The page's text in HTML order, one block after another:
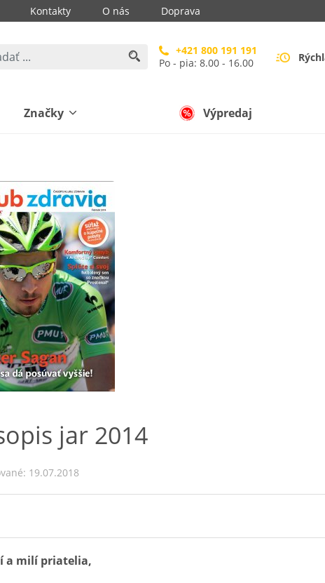
Kontakty O nás Doprava
+421 800 191 191
Po - pia: 8.00 - 16.00
Značky Výpredaj
jar 2014
19.07.2018
a milí priatelia,